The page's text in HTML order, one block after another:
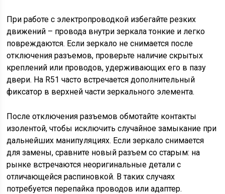
При работе с электропроводкой избегайте резких
движений – провода внутри зеркала тонкие и легко
повреждаются. Если зеркало не снимается после
отключения разъемов, проверьте наличие скрытых
креплений или проводов, удерживающих его в пазу
двери. На R51 часто встречается дополнительный
фиксатор в верхней части зеркального элемента.
После отключения разъемов обмотайте контакты
изолентой, чтобы исключить случайное замыкание при
дальнейших манипуляциях. Если зеркало снимается
для замены, сравните новый разъем со старым: на
рынке встречаются неоригинальные детали с
отличающейся распиновкой. В таких случаях
потребуется перепайка проводов или адаптер.